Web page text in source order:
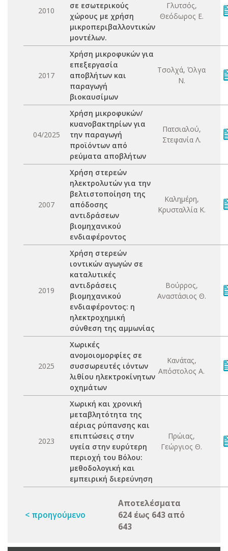
2010
σε εσωτερικούς
χώρους με χρήση
μικροπεριβαλλοντικών
μοντέλων.
Γλυτσός,
Θεόδωρος Ε.
2017
Χρήση μικροφυκών για
επεξεργασία
αποβλήτων και
παραγωγή
βιοκαυσίμων
Τσολχά, Όλγα
Ν.
04/2025
Χρήση μικροφυκών/
κυανοβακτηρίων για
την παραγωγή
προϊόντων από
ρεύματα αποβλήτων
Πατσιαλού,
Στεφανία Λ.
2007
Χρήση στερεών
ηλεκτρολυτών για την
βελτιστοποίηση της
απόδοσης
αντιδράσεων
βιομηχανικού
ενδιαφέροντος
Καλημέρη,
Κρυσταλλία Κ.
2019
Χρήση στερεών
ιοντικών αγωγών σε
καταλυτικές
αντιδράσεις
βιομηχανικού
ενδιαφέροντος: η
ηλεκτροχημική
σύνθεση της αμμωνίας
Βούρρος,
Αναστάσιος Θ.
2025
Χωρικές
ανομοιομορφίες σε
συσσωρευτές ιόντων
λιθίου ηλεκτροκίνητων
οχημάτων
Κανάτας,
Απόστολος Α.
2023
Χωρική και χρονική
μεταβλητότητα της
αέριας ρύπανσης και
επιπτώσεις στην
υγεία στην ευρύτερη
περιοχή του Βόλου:
μεθοδολογική και
εμπειρική διερεύνηση
Πρώιας,
Γεώργιος Θ.
< προηγούμενο
Αποτελέσματα
624 έως 643 από
643